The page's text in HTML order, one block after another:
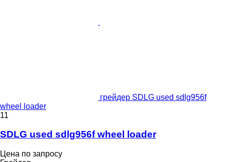
грейдер SDLG used sdlg956f
wheel loader
11
SDLG used sdlg956f wheel loader
Цена по запросу